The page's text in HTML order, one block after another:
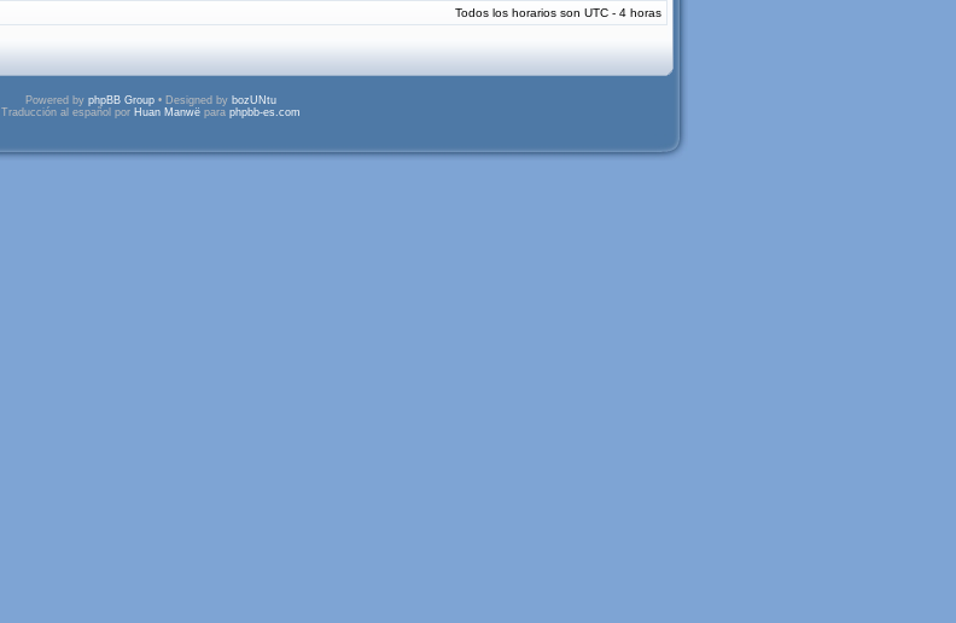
Todos los horarios son UTC - 4 horas
Powered by phpBB Group • Designed by bozUNtu
Traducción al español por Huan Manwë para phpbb-es.com